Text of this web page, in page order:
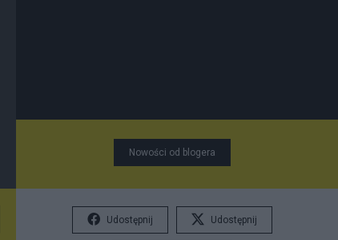
Nowości od blogera
Udostępnij Udostępnij